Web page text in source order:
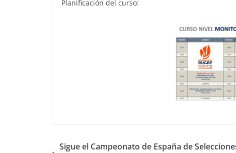
Planificación del curso:
Sigue el Campeonato de España de